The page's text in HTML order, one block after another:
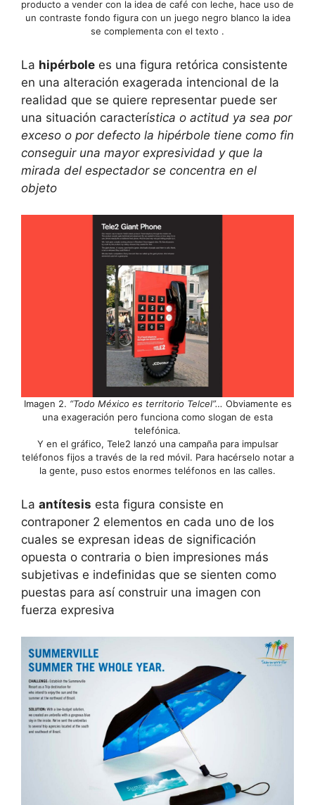
producto a vender con la idea de café con leche, hace uso de
un contraste fondo figura con un juego negro blanco la idea
se complementa con el texto .
La hipérbole es una figura retórica consistente
en una alteración exagerada intencional de la
realidad que se quiere representar puede ser
una situación característica o actitud ya sea por
exceso o por defecto la hipérbole tiene como fin
conseguir una mayor expresividad y que la
mirada del espectador se concentra en el
objeto
Imagen 2. “Todo México es territorio Telcel”… Obviamente es
una exageración pero funciona como slogan de esta
telefónica.
Y en el gráfico, Tele2 lanzó una campaña para impulsar
teléfonos fijos a través de la red móvil. Para hacérselo notar a
la gente, puso estos enormes teléfonos en las calles.
La antítesis esta figura consiste en
contraponer 2 elementos en cada uno de los
cuales se expresan ideas de significación
opuesta o contraria o bien impresiones más
subjetivas e indefinidas que se sienten como
puestas para así construir una imagen con
fuerza expresiva